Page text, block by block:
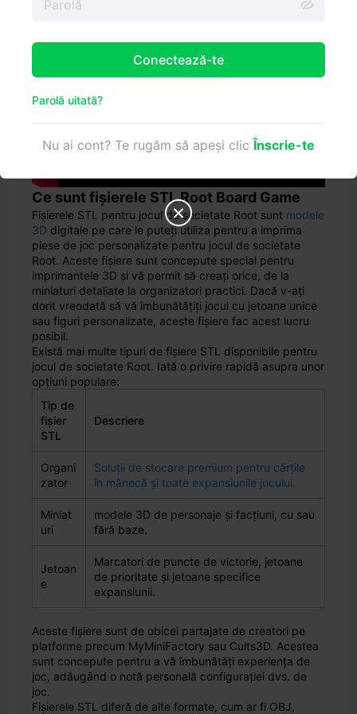
Root Board Game
Ce sunt fișierele STL Root Board Game
Fișierele STL pentru jocul de societate Root sunt modele
3D digitale pe care le puteți utiliza pentru a imprima
piese de joc personalizate pentru jocul de societate
Root. Aceste fișiere sunt concepute special pentru
imprimantele 3D și vă permit să creați orice, de la
miniaturi detaliate la organizatori practici. Dacă v-ați
dorit vreodată să vă îmbunătățiți jocul cu jetoane unice
sau figuri personalizate, aceste fișiere fac acest lucru
posibil.
Există mai multe tipuri de fișiere STL disponibile pentru
jocul de societate Root. Iată o privire rapidă asupra unor
opțiuni populare:
Tip de
fișier
STL
Descriere
Organi
zator
Soluții de stocare premium pentru cărțile
în mânecă și toate expansiunile jocului.
Miniat
uri
modele 3D de personaje și facțiuni, cu sau
fără baze.
Jetoan
e
Marcatori de puncte de victorie, jetoane
de prioritate și jetoane specifice
expansiunii.
Aceste fișiere sunt de obicei partajate de creatori pe
platforme precum MyMiniFactory sau Cults3D. Acestea
sunt concepute pentru a vă îmbunătăți experiența de
joc, adăugând o notă personală configurației dvs. de
joc.
Fișierele STL diferă de alte formate, cum ar fi OBJ,

Conectează-te
Parolă uitată?
Nu ai cont? Te rugăm să apeși clicÎnscrie-te